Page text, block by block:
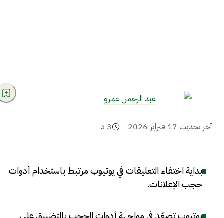
عبد الرحمن عمرو
آخر تحديث 17 فبراير 2026 3 د
بداية اختفاء التعليقات في يوتيوب مرتبط باستخدام أدوات
حجب الإعلانات.